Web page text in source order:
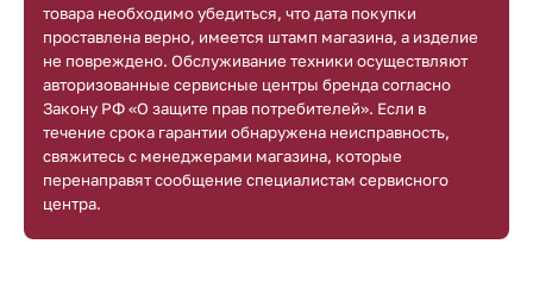
товара необходимо убедиться, что дата покупки
проставлена верно, имеется штамп магазина, а изделие
не повреждено. Обслуживание техники осуществляют
авторизованные сервисные центры бренда согласно
Закону РФ «О защите прав потребителей». Если в
течение срока гарантии обнаружена неисправность,
свяжитесь с менеджерами магазина, которые
перенаправят сообщение специалистам сервисного
центра.